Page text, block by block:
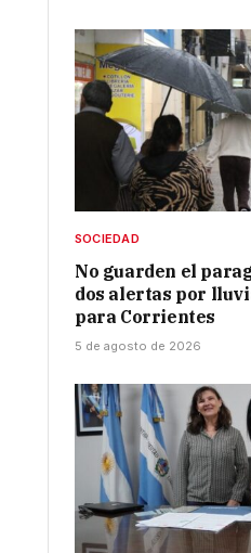
SOCIEDAD
No guarden el
dos alertas por
para Corrientes
5 de agosto de 2026